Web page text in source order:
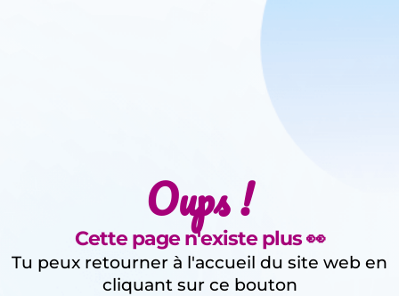
Oups !
Cette page n'existe plus 👀
Tu peux retourner à l'accueil du site web en
cliquant sur ce bouton